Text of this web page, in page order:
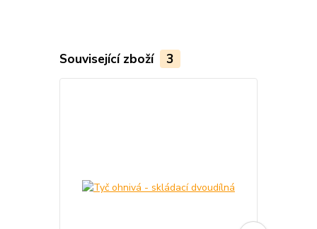
Související zboží 3